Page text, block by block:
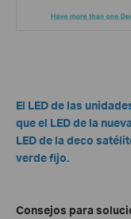
El LED de las
que el LED de la
LED de la deco
verde fijo.
Consejos para